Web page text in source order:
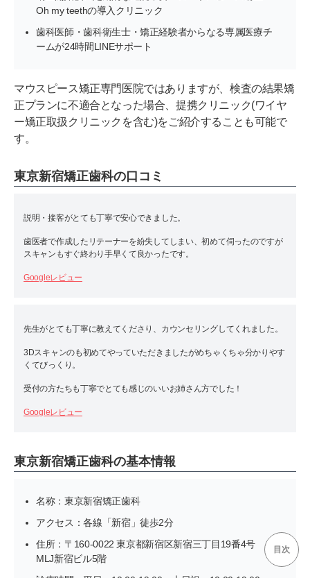
Oh my teethの導入クリニック
歯科医師・歯科衛生士・矯正経験者からなる専属医療チ
ームが24時間LINEサポート
マウスピース矯正専門医院ではありますが、検査の結果矯
正プランに不適合となった場合、提携クリニック(ワイヤ
ー矯正取扱クリニックを含む)をご紹介することも可能で
す。
東京新宿矯正歯科の口コミ
説明・接客がとても丁寧で安心できました。
歯医者で作成したリテーナーを紛失してしまい、初めて伺ったのですが
スキャンもすぐ終わり手早くて良かったです。
Googleレビュー
先生がとても丁寧に教えてくださり、カウンセリングしてくれました。
3Dスキャンのも初めてやっていただきましたがめちゃくちゃ分かりやす
くてびっくり。
受付の方たちも丁寧でとても感じのいいお姉さん方でした！
Googleレビュー
東京新宿矯正歯科の基本情報
名称：東京新宿矯正歯科
アクセス：各線「新宿」徒歩2分
住所：〒160-0022 東京都新宿区新宿三丁目19番4号
MLJ新宿ビル5階
目次